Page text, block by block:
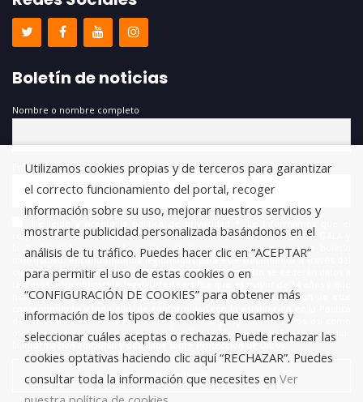
Boletín de noticias
Nombre o nombre completo
Email
responsable del tratamiento de estos datos es FUNDACIÓN ANTONIO GALA y
la finalidad de este es la gestión de las suscripciones a nuestro boletín
informativo, encontrándonos legitimados para este tratamiento a través del
consentimiento que nos está otorgando en este acto. No se cederán datos a
terceros salvo obligación legal. Usted certifica que es mayor de 14 años y que
por lo tanto posee la capacidad legal necesaria para la prestación de este
de Privacidad. Puede usted acceder, rectificar y suprimir los datos, así como
otros derechos, como se explica en la información adicional. Puede consultar
la información adicional y detallada sobre Protección de Datos.
Utilizamos cookies propias y de terceros para garantizar
el correcto funcionamiento del portal, recoger
información sobre su uso, mejorar nuestros servicios y
mostrarte publicidad personalizada basándonos en el
análisis de tu tráfico. Puedes hacer clic en “ACEPTAR”
para permitir el uso de estas cookies o en
“CONFIGURACIÓN DE COOKIES” para obtener más
información de los tipos de cookies que usamos y
seleccionar cuáles aceptas o rechazas. Puede rechazar las
cookies optativas haciendo clic aquí “RECHAZAR”. Puedes
consultar toda la información que necesites en Ver